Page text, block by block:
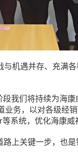
机遇并存、充满
我们将持续为海
务，以对各级经
系统，优化海康威
上关键一步，也